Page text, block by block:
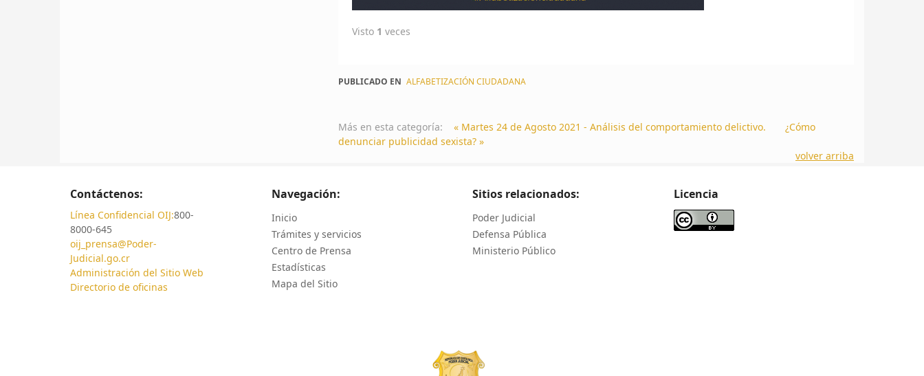
Visto 1 veces
PUBLICADO EN ALFABETIZACIÓN CIUDADANA
Más en esta categoría: « Martes 24 de Agosto 2021 - Análisis del comportamiento delictivo.
¿Cómo
denunciar publicidad sexista? »
volver arriba
Contáctenos:
Línea Confidencial OIJ:800-
8000-645
oij_prensa@Poder-
Judicial.go.cr
Administración del Sitio Web
Directorio de oficinas
Navegación:
Inicio
Trámites y servicios
Centro de Prensa
Estadísticas
Mapa del Sitio
Sitios relacionados:
Poder Judicial
Defensa Pública
Ministerio Público
Licencia